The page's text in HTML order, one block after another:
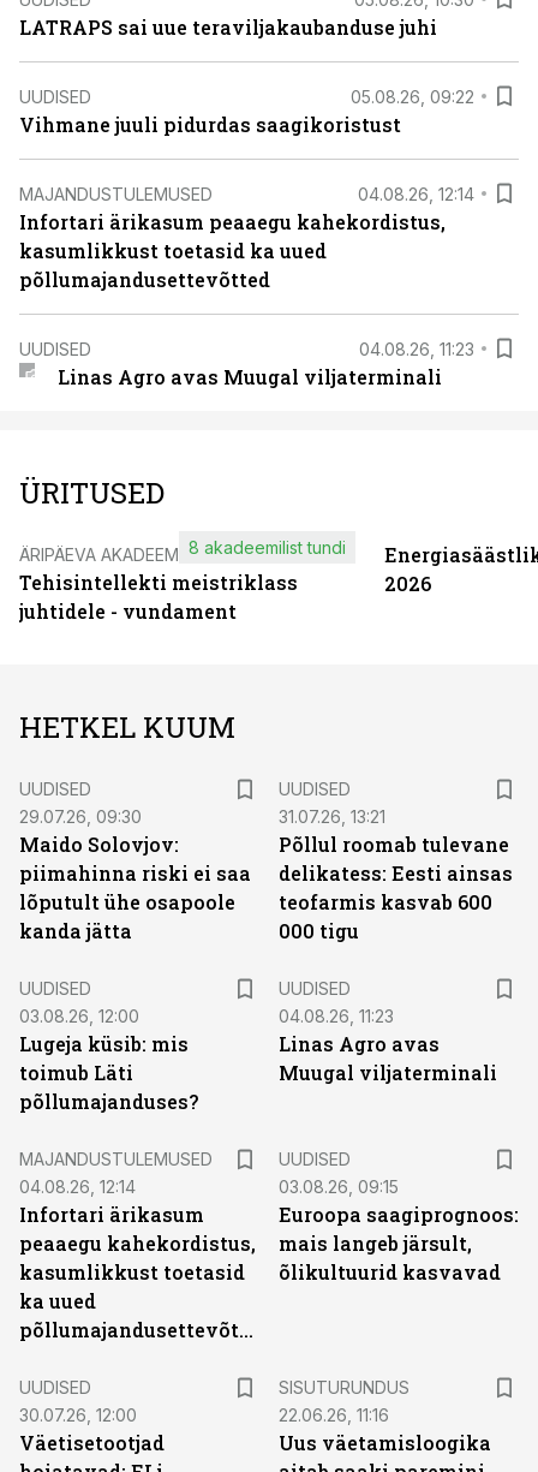
LATRAPS sai uue teraviljakaubanduse juhi
UUDISED 05.08.26, 09:22
Vihmane juuli pidurdas saagikoristust
MAJANDUSTULEMUSED 04.08.26, 12:14
Infortari ärikasum peaaegu kahekordistus,
kasumlikkust toetasid ka uued
põllumajandusettevõtted
UUDISED 04.08.26, 11:23
Linas Agro avas Muugal viljaterminali
ÜRITUSED
ÄRIPÄEVA AKADEEMIA
Tehisintellekti meistriklass
juhtidele - vundament
8 akadeemilist tundi
2026
HETKEL KUUM
UUDISED
29.07.26, 09:30
Maido Solovjov:
piimahinna riski ei saa
lõputult ühe osapoole
kanda jätta
UUDISED
31.07.26, 13:21
Põllul roomab tulevane
delikatess: Eesti ainsas
teofarmis kasvab 600
000 tigu
UUDISED
03.08.26, 12:00
Lugeja küsib: mis
toimub Läti
põllumajanduses?
UUDISED
04.08.26, 11:23
Linas Agro avas
Muugal viljaterminali
MAJANDUSTULEMUSED
04.08.26, 12:14
Infortari ärikasum
peaaegu kahekordistus,
kasumlikkust toetasid
ka uued
põllumajandusettevõtted
UUDISED
03.08.26, 09:15
Euroopa saagiprognoos:
mais langeb järsult,
õlikultuurid kasvavad
UUDISED
30.07.26, 12:00
Väetisetootjad
SISUTURUNDUS
22.06.26, 11:16
Uus väetamisloogika